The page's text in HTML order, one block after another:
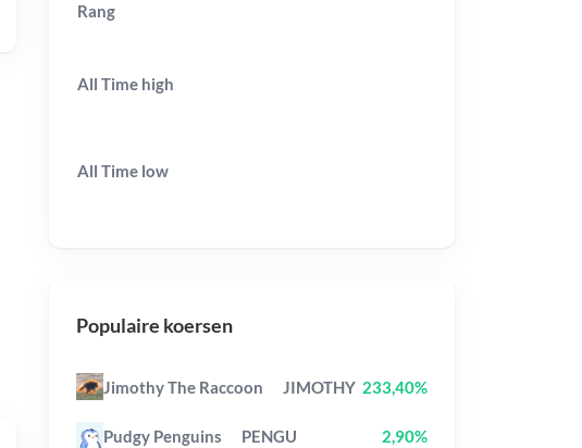
Rang
All Time high
All Time low
Populaire koersen
Jimothy The Raccoon JIMOTHY 233,40%
Pudgy Penguins PENGU 2,90%